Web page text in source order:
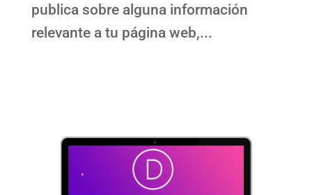
publica sobre alguna información
relevante a tu página web,...